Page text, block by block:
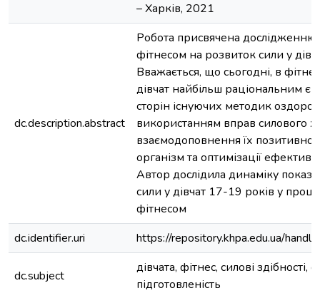
– Харків, 2021
dc.description.abstract
Робота присвячена дослідженню
фітнесом на розвиток сили у
Вважається, що сьогодні, в
дівчат найбільш раціональним
сторін існуючих методик
використанням вправ силового
взаємодоповнення їх
організм та оптимізації
Автор дослідила динаміку
сили у дівчат 17-19 років у
фітнесом
dc.identifier.uri
https://repository.khpa.edu.ua/
dc.subject
дівчата, фітнес, силові здібності,
підготовленість